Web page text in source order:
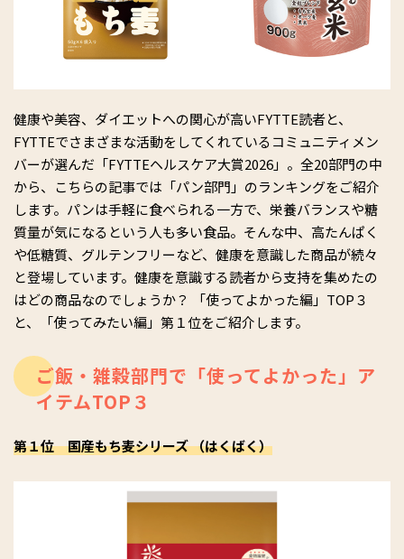
健康や美容、ダイエットへの関心が高いFYTTE読者と、
FYTTEでさまざまな活動をしてくれているコミュニティメン
バーが選んだ「FYTTEヘルスケア大賞2026」。全20部門の中
から、こちらの記事では「パン部門」のランキングをご紹介
します。パンは手軽に食べられる一方で、栄養バランスや糖
質量が気になるという人も多い食品。そんな中、高たんぱく
や低糖質、グルテンフリーなど、健康を意識した商品が続々
と登場しています。健康を意識する読者から支持を集めたの
はどの商品なのでしょうか？ 「使ってよかった編」TOP３
と、「使ってみたい編」第１位をご紹介します。
ご飯・雑穀部門で「使ってよかった」ア
イテムTOP３
第１位 国産もち麦シリーズ （はくばく）